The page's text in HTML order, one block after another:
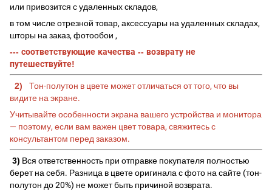
или привозится с удаленных складов,
в том числе отрезной товар, аксессуары на удаленных складах,
шторы на заказ, фотообои ,
--- соответствующие качества -- возврату не
путешествуйте!
2)
Тон-полутон в цвете может отличаться от того, что вы
видите на экране.
Учитывайте особенности экрана вашего устройства и монитора
— поэтому, если вам важен цвет товара, свяжитесь с
консультантом перед заказом.
3) Вся ответственность при отправке покупателя полностью
берет на себя. Разница в цвете оригинала с фото на сайте (тон-
полутон до 20%) не может быть причиной возврата.